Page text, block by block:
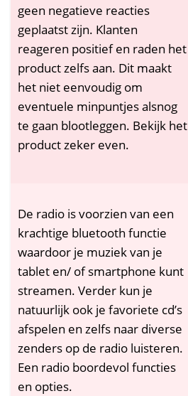
geen negatieve reacties
geplaatst zijn. Klanten
reageren positief en raden het
product zelfs aan. Dit maakt
het niet eenvoudig om
eventuele minpuntjes alsnog
te gaan blootleggen. Bekijk het
product zeker even.
De radio is voorzien van een
krachtige bluetooth functie
waardoor je muziek van je
tablet en/ of smartphone kunt
streamen. Verder kun je
natuurlijk ook je favoriete cd’s
afspelen en zelfs naar diverse
zenders op de radio luisteren.
Een radio boordevol functies
en opties.